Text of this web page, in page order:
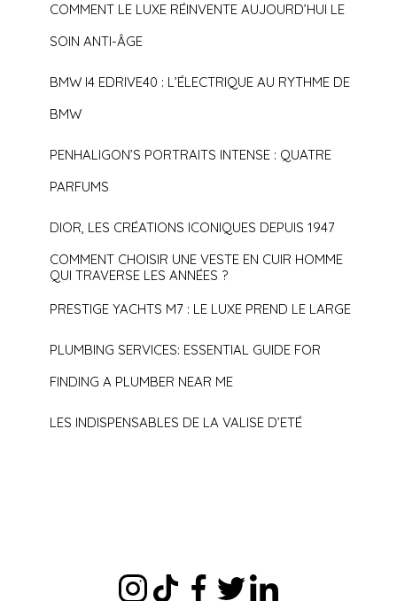
COMMENT LE LUXE RÉINVENTE AUJOURD’HUI LE
SOIN ANTI-ÂGE
BMW I4 EDRIVE40 : L’ÉLECTRIQUE AU RYTHME DE
BMW
PENHALIGON’S PORTRAITS INTENSE : QUATRE
PARFUMS
DIOR, LES CRÉATIONS ICONIQUES DEPUIS 1947
COMMENT CHOISIR UNE VESTE EN CUIR HOMME
QUI TRAVERSE LES ANNÉES ?
PRESTIGE YACHTS M7 : LE LUXE PREND LE LARGE
PLUMBING SERVICES: ESSENTIAL GUIDE FOR
FINDING A PLUMBER NEAR ME
LES INDISPENSABLES DE LA VALISE D’ETÉ